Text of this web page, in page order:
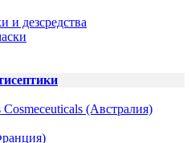
и дезсредства
(Австралия)